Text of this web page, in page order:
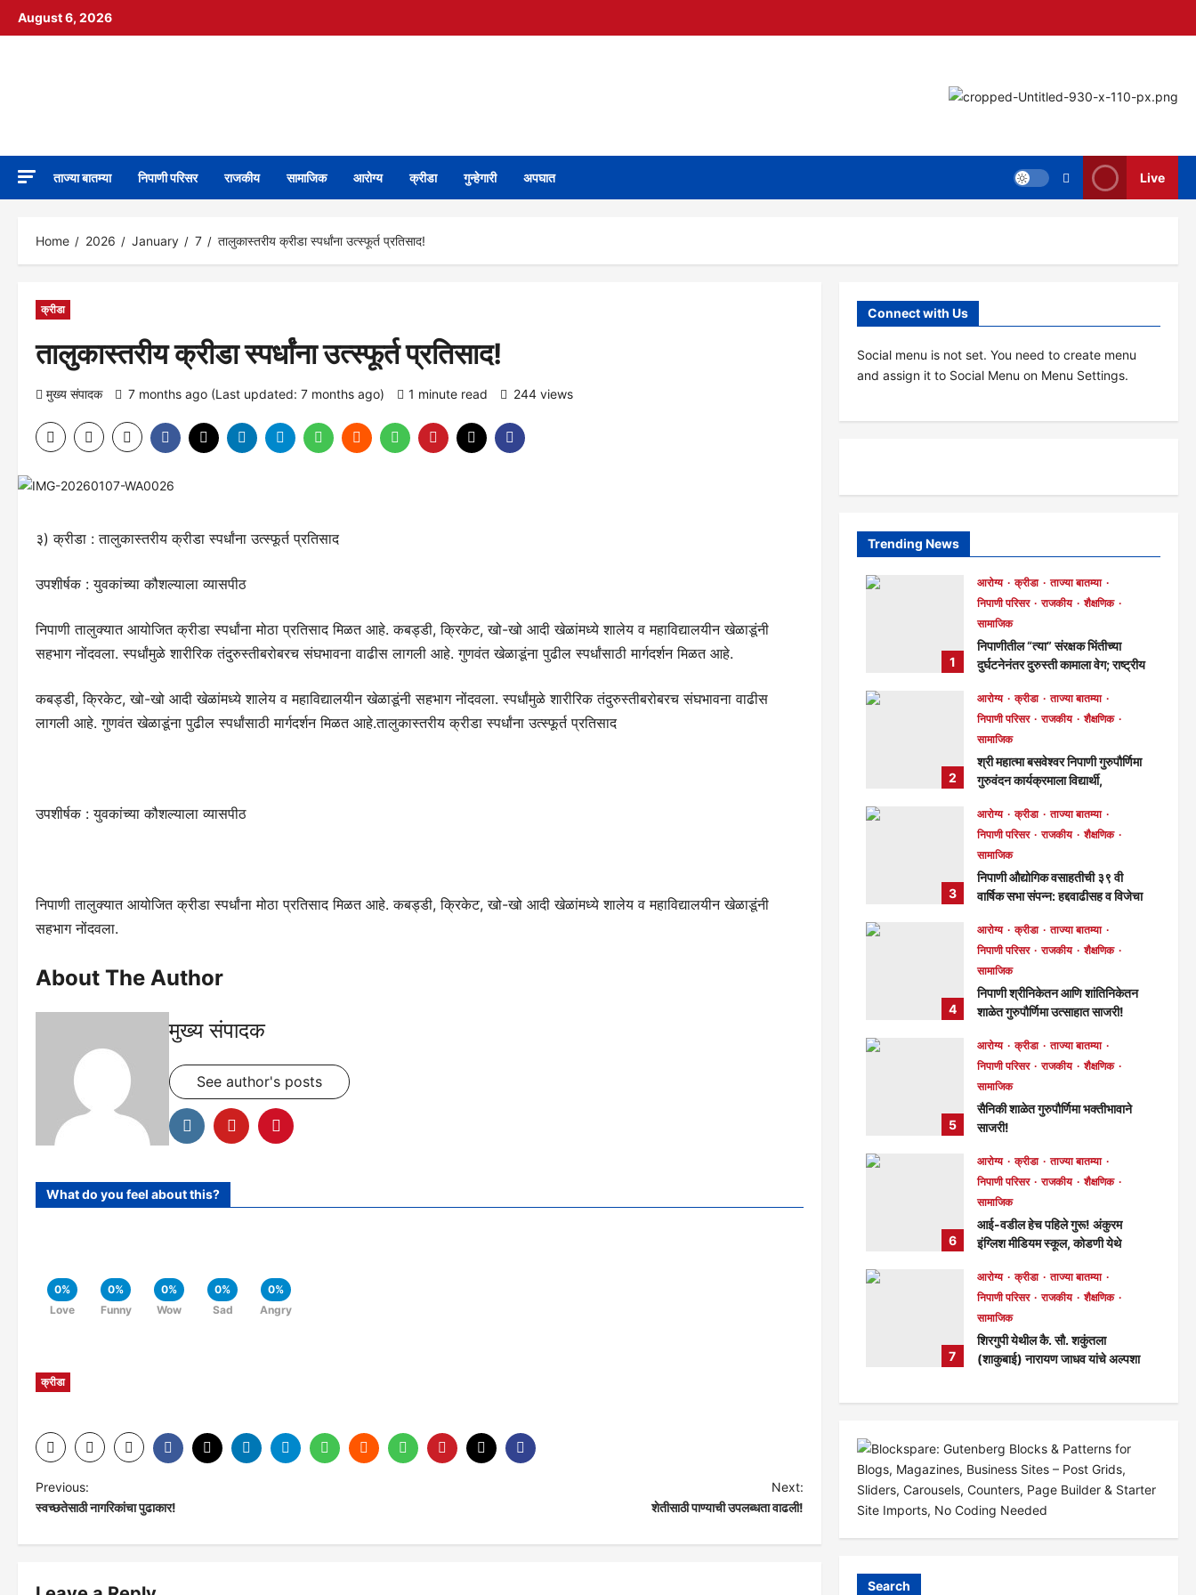
Skip
August 6, 2026
ताज्या बातम्या निपाणी परिसर राजकीय सामाजिक आरोग्य क्रीडा गुन्हेगारी अपघात Live
Home 2026 January 7 तालुकास्तरीय क्रीडा स्पर्धांना उत्स्फूर्त प्रतिसाद!
क्रीडा
तालुकास्तरीय क्रीडा स्पर्धांना उत्स्फूर्त प्रतिसाद!
मुख्य संपादक 7 months ago (Last updated: 7 months ago) 1 minute read 244 views
३) क्रीडा : तालुकास्तरीय क्रीडा स्पर्धांना उत्स्फूर्त प्रतिसाद
उपशीर्षक : युवकांच्या कौशल्याला व्यासपीठ
निपाणी तालुक्यात आयोजित क्रीडा स्पर्धांना मोठा प्रतिसाद मिळत आहे. कबड्डी, क्रिकेट, खो-खो आदी खेळांमध्ये शालेय व महाविद्यालयीन खेळाडूंनी
सहभाग नोंदवला. स्पर्धांमुळे शारीरिक तंदुरुस्तीबरोबरच संघभावना वाढीस लागली आहे. गुणवंत खेळाडूंना पुढील स्पर्धांसाठी मार्गदर्शन मिळत आहे.
कबड्डी, क्रिकेट, खो-खो आदी खेळांमध्ये शालेय व महाविद्यालयीन खेळाडूंनी सहभाग नोंदवला. स्पर्धांमुळे शारीरिक तंदुरुस्तीबरोबरच संघभावना वाढीस
लागली आहे. गुणवंत खेळाडूंना पुढील स्पर्धांसाठी मार्गदर्शन मिळत आहे.तालुकास्तरीय क्रीडा स्पर्धांना उत्स्फूर्त प्रतिसाद
उपशीर्षक : युवकांच्या कौशल्याला व्यासपीठ
निपाणी तालुक्यात आयोजित क्रीडा स्पर्धांना मोठा प्रतिसाद मिळत आहे. कबड्डी, क्रिकेट, खो-खो आदी खेळांमध्ये शालेय व महाविद्यालयीन खेळाडूंनी
सहभाग नोंदवला.
About The Author
मुख्य संपादक
See author's posts
What do you feel about this?
0%
Love
0%
Funny
0%
Wow
0%
Sad
0%
Angry
क्रीडा
P
Previous:
स्वच्छतेसाठी नागरिकांचा पुढाकार!
Next:
शेतीसाठी पाण्याची उपलब्धता वाढली!
Connect with Us
Social menu is not set. You need to create menu
and assign it to Social Menu on Menu Settings.
Trending News
1
आरोग्य क्रीडा
ताज्या बातम्या
निपाणी परिसर
राजकीय
शैक्षणिक
सामाजिक
निपाणीतील “त्या” संरक्षक भिंतीच्या
दुर्घटनेनंतर दुरुस्ती कामाला वेग; राष्ट्रीय
लवकरच काम पूर्ण होणार!
मुख्य संपादक
17 hours ago
240
2
आरोग्य क्रीडा
ताज्या बातम्या
निपाणी परिसर
राजकीय
शैक्षणिक
सामाजिक
श्री महात्मा बसवेश्वर निपाणी गुरुपौर्णिमा
गुरुवंदन कार्यक्रमाला विद्यार्थी,
प्रतिसाद!
मुख्य संपादक
4 days ago
115
3
आरोग्य क्रीडा
ताज्या बातम्या
निपाणी परिसर
राजकीय
शैक्षणिक
सामाजिक
निपाणी औद्योगिक वसाहतीची ३९ वी
वार्षिक सभा संपन्न: हद्दवाढीसह व विजेचा
चेअरमन बाळासाहेब जोरापुरे
मुख्य संपादक
4 days ago
166
4
आरोग्य क्रीडा
ताज्या बातम्या
निपाणी परिसर
राजकीय
शैक्षणिक
सामाजिक
निपाणी श्रीनिकेतन आणि शांतिनिकेतन
शाळेत गुरुपौर्णिमा उत्साहात साजरी!
116
5
आरोग्य क्रीडा
ताज्या बातम्या
निपाणी परिसर
राजकीय
शैक्षणिक
सामाजिक
सैनिकी शाळेत गुरुपौर्णिमा भक्तीभावाने
साजरी!
120
6
आरोग्य क्रीडा
ताज्या बातम्या
निपाणी परिसर
राजकीय
शैक्षणिक
सामाजिक
आई-वडील हेच पहिले गुरू! अंकुरम
इंग्लिश मीडियम स्कूल, कोडणी येथे
भावपूर्ण उपक्रम साजरा!
मुख्य संपादक
7 days ago
126
7
आरोग्य क्रीडा
ताज्या बातम्या
निपाणी परिसर
राजकीय
शैक्षणिक
सामाजिक
शिरगुपी येथील कै. सौ. शकुंतला
(शाकुबाई) नारायण जाधव यांचे अल्पशा
Search